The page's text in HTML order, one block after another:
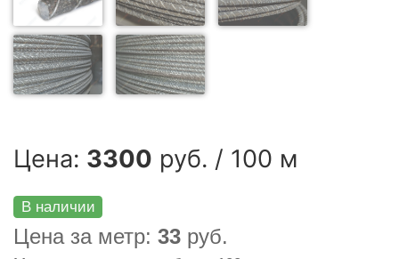
Цена: 3300 руб. / 100 м
В наличии
Цена за метр: 33 руб.